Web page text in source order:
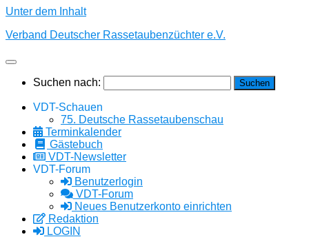
Unter dem Inhalt
Verband Deutscher Rassetaubenzüchter e.V.
Suchen nach:
VDT-Schauen
75. Deutsche Rassetaubenschau
Terminkalender
Gästebuch
VDT-Newsletter
VDT-Forum
Benutzerlogin
VDT-Forum
Neues Benutzerkonto einrichten
Redaktion
LOGIN